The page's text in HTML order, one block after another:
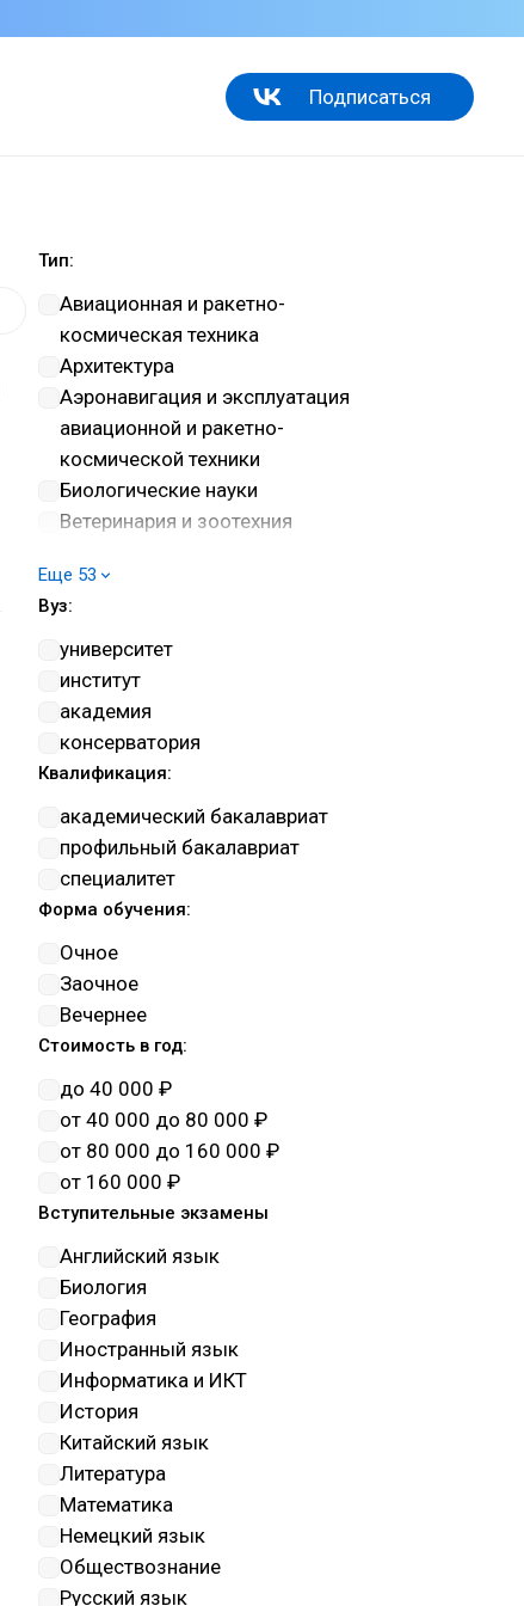
Подписаться
Тип:
Авиационная и ракетно-
космическая техника
Архитектура
Аэронавигация и эксплуатация
авиационной и ракетно-
космической техники
Биологические науки
Ветеринария и зоотехния
Изобразительное и прикладные
виды искусств
Информатика и вычислительная
техника
Информационная безопасность
Искусствознание
История и археология
Компьютерные и
информационные науки
Культуроведение и
социокультурные проекты
Математика и механика
Машиностроение
Музыкальное искусство
Нанотехнологии и
наноматериалы
Науки о здоровье и
профилактическая медицина
Науки о земле
Обеспечение государтсвенной
Образование и педагогические
науки
Оружие и системы вооружения
Политические науки и
регионоведение
Прикладная геология, горное
дело, нефтегазовое дело и
геодезия
Промышленная экология и
биотехнологии
Психологические науки
Еще 53
Вуз:
университет
институт
академия
консерватория
Квалификация:
академический бакалавриат
профильный бакалавриат
специалитет
Форма обучения:
Очное
Заочное
Вечернее
Стоимость в год:
до 40 000 ₽
от 40 000 до 80 000 ₽
от 80 000 до 160 000 ₽
от 160 000 ₽
Вступительные экзамены
Английский язык
Биология
География
Иностранный язык
Информатика и ИКТ
История
Китайский язык
Литература
Математика
Немецкий язык
Обществознание
Русский язык